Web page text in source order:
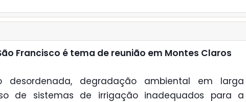
Francisco é tema de reunião em Montes Claros
desordenada, degradação ambiental em larga
de sistemas de irrigação inadequados para a